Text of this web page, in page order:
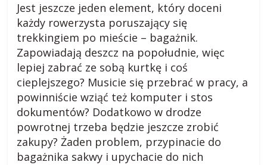
Jest jeszcze jeden element, który doceni
każdy rowerzysta poruszający się
trekkingiem po mieście – bagażnik.
Zapowiadają deszcz na popołudnie, więc
lepiej zabrać ze sobą kurtkę i coś
cieplejszego? Musicie się przebrać w pracy, a
powinniście wziąć też komputer i stos
dokumentów? Dodatkowo w drodze
powrotnej trzeba będzie jeszcze zrobić
zakupy? Żaden problem, przypinacie do
bagażnika sakwy i upychacie do nich